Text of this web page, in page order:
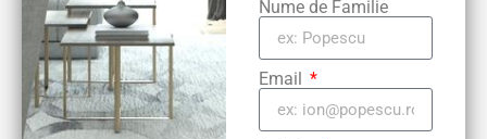
Nume de Familie
Email